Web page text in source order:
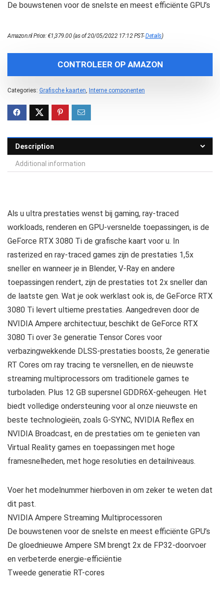
De bouwstenen voor de snelste en meest efficiënte GPU’s
Amazon.nl Price:€1,379.00(as of 20/05/2022 17:12 PST-Details)
CONTROLEER OP AMAZON
Categories: Grafische kaarten Interne componenten
Description
Additional information
Als u ultra prestaties wenst bij gaming, ray-traced
workloads, renderen en GPU-versnelde toepassingen, is de
GeForce RTX 3080 Ti de grafische kaart voor u. In
rasterized en ray-traced games zijn de prestaties 1,5x
sneller en wanneer je in Blender, V-Ray en andere
toepassingen rendert, zijn de prestaties tot 2x sneller dan
de laatste gen. Wat je ook werklast ook is, de GeForce RTX
3080 Ti levert ultieme prestaties. Aangedreven door de
NVIDIA Ampere architectuur, beschikt de GeForce RTX
3080 Ti over 3e generatie Tensor Cores voor
verbazingwekkende DLSS-prestaties boosts, 2e generatie
RT Cores om ray tracing te versnellen, en de nieuwste
streaming multiprocessors om traditionele games te
turboladen. Plus 12 GB supersnel GDDR6X-geheugen. Het
biedt volledige ondersteuning voor al onze nieuwste en
beste technologieën, zoals G-SYNC, NVIDIA Reflex en
NVIDIA Broadcast, en de prestaties om te genieten van
Virtual Reality games en toepassingen met hoge
framesnelheden, met hoge resoluties en detailniveaus.
Voer het modelnummer hierboven in om zeker te weten dat
dit past.
NVIDIA Ampere Streaming Multiprocessoren
De bouwstenen voor de snelste en meest efficiënte GPU’s
De gloednieuwe Ampere SM brengt 2x de FP32-doorvoer
en verbeterde energie-efficiëntie
Tweede generatie RT-cores